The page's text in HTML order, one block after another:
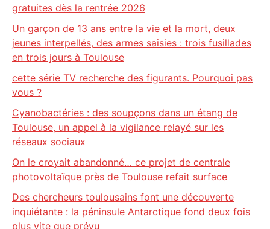
gratuites dès la rentrée 2026
Un garçon de 13 ans entre la vie et la mort, deux
jeunes interpellés, des armes saisies : trois fusillades
en trois jours à Toulouse
cette série TV recherche des figurants. Pourquoi pas
vous ?
Cyanobactéries : des soupçons dans un étang de
Toulouse, un appel à la vigilance relayé sur les
réseaux sociaux
On le croyait abandonné… ce projet de centrale
photovoltaïque près de Toulouse refait surface
Des chercheurs toulousains font une découverte
inquiétante : la péninsule Antarctique fond deux fois
plus vite que prévu